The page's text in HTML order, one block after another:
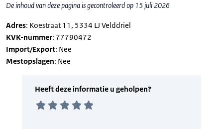
De inhoud van deze pagina is gecontroleerd op 15 juli 2026
Adres: Koestraat 11, 5334 LJ Velddriel
KVK-nummer: 77790472
Import/Export: Nee
Mestopslagen: Nee